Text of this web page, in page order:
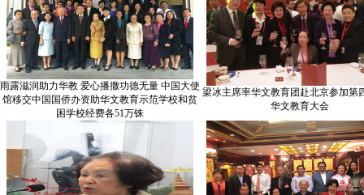
雨露滋润助力华教 爱心播撒功德无量 中国大使
馆移交中国国侨办资助华文教育示范学校和贫
困学校经费各51万铢
梁冰主席率华文教育团赴北京参加第
华文教育大会